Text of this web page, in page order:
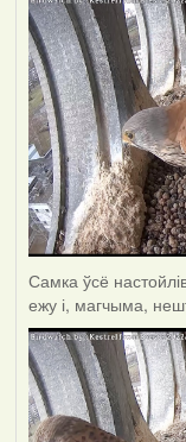
Самка ўсё
ежу і, магчыма,